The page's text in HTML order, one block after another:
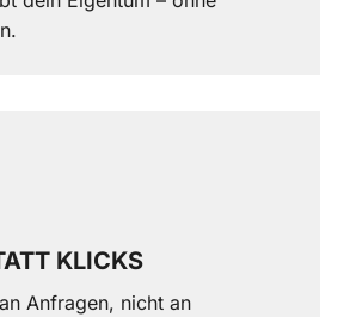
KLICKS
Anfragen, nicht an